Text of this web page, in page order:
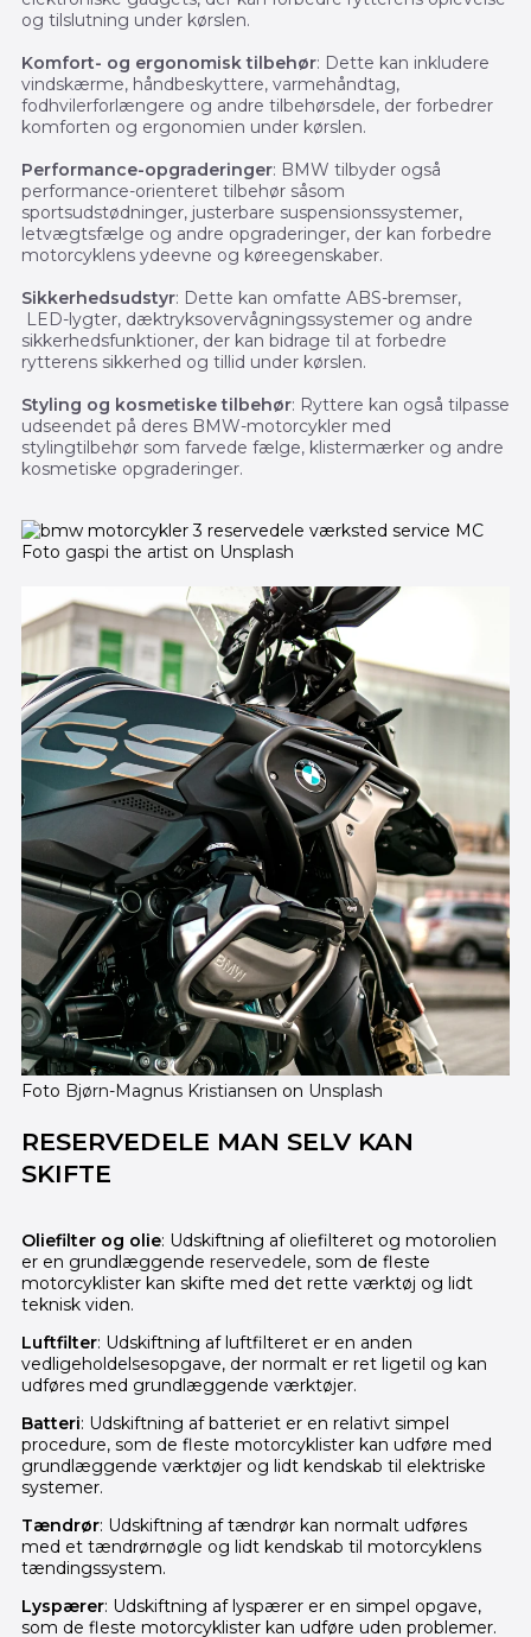
og tilslutning under kørslen.
Komfort- og ergonomisk tilbehør: Dette kan inkludere
vindskærme, håndbeskyttere, varmehåndtag,
fodhvilerforlængere og andre tilbehørsdele, der forbedrer
komforten og ergonomien under kørslen.
Performance-opgraderinger: BMW tilbyder også
performance-orienteret tilbehør såsom
sportsudstødninger, justerbare suspensionssystemer,
letvægtsfælge og andre opgraderinger, der kan forbedre
motorcyklens ydeevne og køreegenskaber.
Sikkerhedsudstyr: Dette kan omfatte ABS-bremser,
LED-lygter, dæktryksovervågningssystemer og andre
sikkerhedsfunktioner, der kan bidrage til at forbedre
rytterens sikkerhed og tillid under kørslen.
Styling og kosmetiske tilbehør: Ryttere kan også tilpasse
udseendet på deres BMW-motorcykler med
stylingtilbehør som farvede fælge, klistermærker og andre
kosmetiske opgraderinger.
Foto gaspi the artist on Unsplash
Foto Bjørn-Magnus Kristiansen on Unsplash
RESERVEDELE MAN SELV KAN
SKIFTE
Oliefilter og olie: Udskiftning af oliefilteret og motorolien
er en grundlæggende reservedele, som de fleste
motorcyklister kan skifte med det rette værktøj og lidt
teknisk viden.
Luftfilter: Udskiftning af luftfilteret er en anden
vedligeholdelsesopgave, der normalt er ret ligetil og kan
udføres med grundlæggende værktøjer.
Batteri: Udskiftning af batteriet er en relativt simpel
procedure, som de fleste motorcyklister kan udføre med
grundlæggende værktøjer og lidt kendskab til elektriske
systemer.
Tændrør: Udskiftning af tændrør kan normalt udføres
med et tændrørnøgle og lidt kendskab til motorcyklens
tændingssystem.
Lyspærer: Udskiftning af lyspærer er en simpel opgave,
som de fleste motorcyklister kan udføre uden problemer.